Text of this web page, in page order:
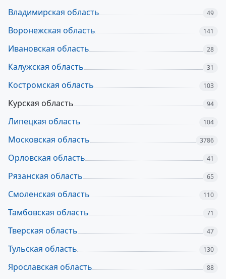
Владимирская область 49
Воронежская область 141
Ивановская область 28
Калужская область 31
Костромская область 103
Курская область 94
Липецкая область 104
Московская область 3786
Орловская область 41
Рязанская область 65
Смоленская область 110
Тамбовская область 71
Тверская область 47
Тульская область 130
Ярославская область 88